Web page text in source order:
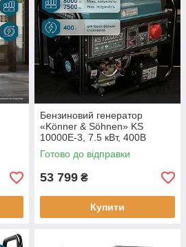
Бензиновий генератор
«Könner & Söhnen» KS
10000E-3, 7.5 кВт, 400В
Готово до відправки
53 799 ₴
Купити